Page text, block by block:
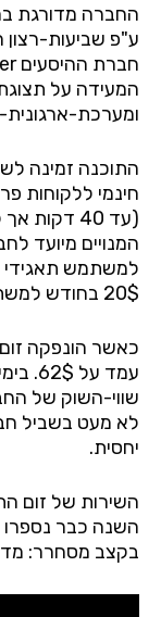
החברה מדורגת
המעידה על
ומערכת-
התוכנה זמינה
חינמי ללקוחות
(עד 40
המנויים מיועד
למשתמש תאגידי
20$ בחודש למשתמש.
כאשר הונפקה
לא מעט בשביל
יחסית.
השנה כבר נספרו
בקצב מסחרר: